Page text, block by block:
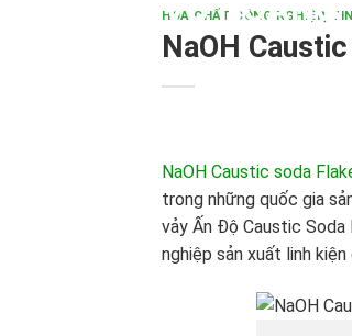
HÓA CHẤT CÔNG NGHIỆP,
NaOH
NaOH Caustic soda
trong những quốc gia
vảy Ấn Độ Caustic
nghiệp sản xuất linh